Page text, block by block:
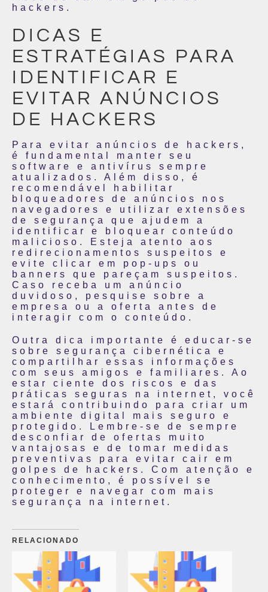
hackers.
DICAS E
ESTRATÉGIAS PARA
IDENTIFICAR E
EVITAR ANÚNCIOS
DE HACKERS
Para evitar anúncios de hackers,
é fundamental manter seu
software e antivírus sempre
atualizados. Além disso, é
recomendável habilitar
bloqueadores de anúncios nos
navegadores e utilizar extensões
de segurança que ajudem a
identificar e bloquear conteúdo
malicioso. Esteja atento aos
redirecionamentos suspeitos e
evite clicar em pop-ups ou
banners que pareçam suspeitos.
Caso receba um anúncio
duvidoso, pesquise sobre a
empresa ou a oferta antes de
interagir com o conteúdo.
Outra dica importante é educar-se
sobre segurança cibernética e
compartilhar essas informações
com seus amigos e familiares. Ao
estar ciente dos riscos e das
práticas seguras na internet, você
estará contribuindo para criar um
ambiente digital mais seguro e
protegido. Lembre-se de sempre
desconfiar de ofertas muito
vantajosas e de tomar medidas
preventivas para evitar cair em
golpes de hackers. Com atenção e
conhecimento, é possível se
proteger e navegar com mais
segurança na internet.
RELACIONADO